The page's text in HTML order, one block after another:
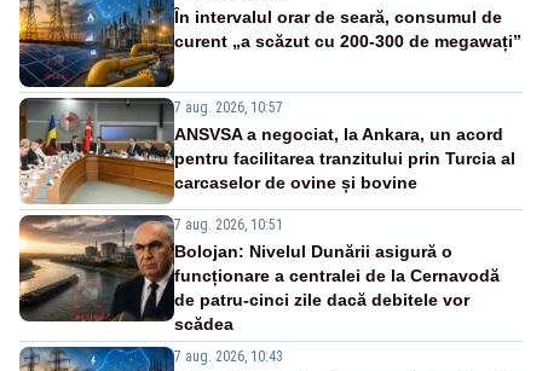
În intervalul orar de seară, consumul de
curent „a scăzut cu 200-300 de megawați”
7 aug. 2026, 10:57
ANSVSA a negociat, la Ankara, un acord
pentru facilitarea tranzitului prin Turcia al
carcaselor de ovine și bovine
7 aug. 2026, 10:51
Bolojan: Nivelul Dunării asigură o
funcționare a centralei de la Cernavodă
de patru-cinci zile dacă debitele vor
scădea
7 aug. 2026, 10:43